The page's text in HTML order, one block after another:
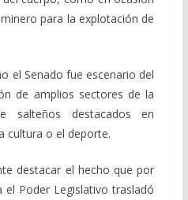
para la explotación de
el Senado fue escenario del
de amplios sectores de la
salteños destacados en
cultura o el deporte.
destacar el hecho que por
el Poder Legislativo trasladó